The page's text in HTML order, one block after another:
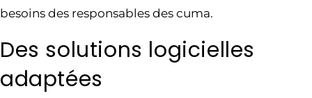
besoins des responsables des cuma.
Des solutions logicielles
adaptées